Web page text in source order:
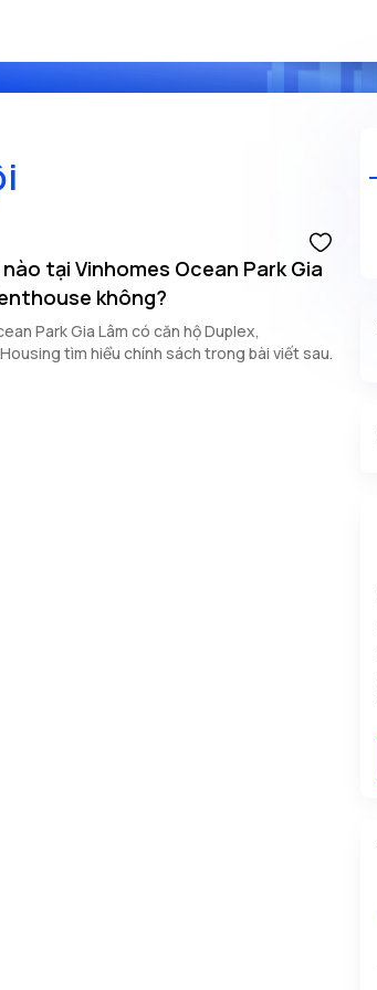
tại Vinhomes Ocean Park Gia
không?
Park Gia Lâm có căn hộ Duplex,
Penthouse nào không? Cùng OneHousing tìm hiểu chính sách trong bài viết sau.